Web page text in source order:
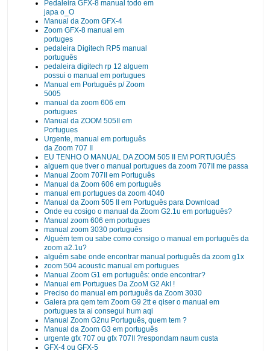
Pedaleira GFX-8 manual todo em
japa o_O
Manual da Zoom GFX-4
Zoom GFX-8 manual em
portuges
pedaleira Digitech RP5 manual
português
pedaleira digitech rp 12 alguem
possui o manual em portugues
Manual em Português p/ Zoom
5005
manual da zoom 606 em
portugues
Manual da ZOOM 505II em
Portugues
Urgente, manual em português
da Zoom 707 II
EU TENHO O MANUAL DA ZOOM 505 II EM PORTUGUÊS
alguem que tiver o manual portugues da zoom 707II me passa
Manual Zoom 707II em Português
Manual da Zoom 606 em português
manual em portugues da zoom 4040
Manual da Zoom 505 II em Português para Download
Onde eu cosigo o manual da Zoom G2.1u em português?
Manual zoom 606 em portugues
manual zoom 3030 português
Alguém tem ou sabe como consigo o manual em português da
zoom a2.1u?
alguém sabe onde encontrar manual português da zoom g1x
zoom 504 acoustic manual em portugues
Manual Zoom G1 em português: onde encontrar?
Manual em Portugues Da ZooM G2 AkI !
Preciso do manual em português da Zoom 3030
Galera pra qem tem Zoom G9 2tt e qiser o manual em
portugues ta ai consegui hum aqi
Manual Zoom G2nu Português, quem tem ?
Manual da Zoom G3 em português
urgente gfx 707 ou gfx 707II ?respondam naum custa
GFX-4 ou GFX-5